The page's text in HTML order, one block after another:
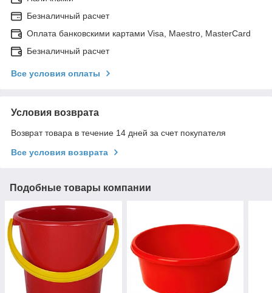
Безналичный расчет
Оплата банковскими картами Visa, Maestro, MasterCard
Безналичный расчет
Все условия оплаты
Условия возврата
Возврат товара в течение 14 дней за счет покупателя
Все условия возврата
Подобные товары компании